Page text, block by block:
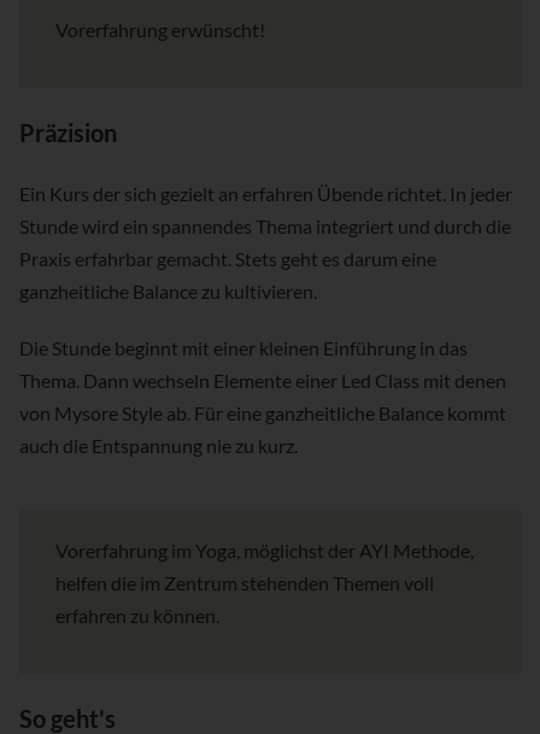
Vorerfahrung erwünscht!
Präzision
Ein Kurs der sich gezielt an erfahren Übende richtet. In jeder
Stunde wird ein spannendes Thema integriert und durch die
Praxis erfahrbar gemacht. Stets geht es darum eine
ganzheitliche Balance zu kultivieren.
Die Stunde beginnt mit einer kleinen Einführung in das
Thema. Dann wechseln Elemente einer Led Class mit denen
von Mysore Style ab. Für eine ganzheitliche Balance kommt
auch die Entspannung nie zu kurz.
Vorerfahrung im Yoga, möglichst der AYI Methode,
helfen die im Zentrum stehenden Themen voll
erfahren zu können.
So geht's